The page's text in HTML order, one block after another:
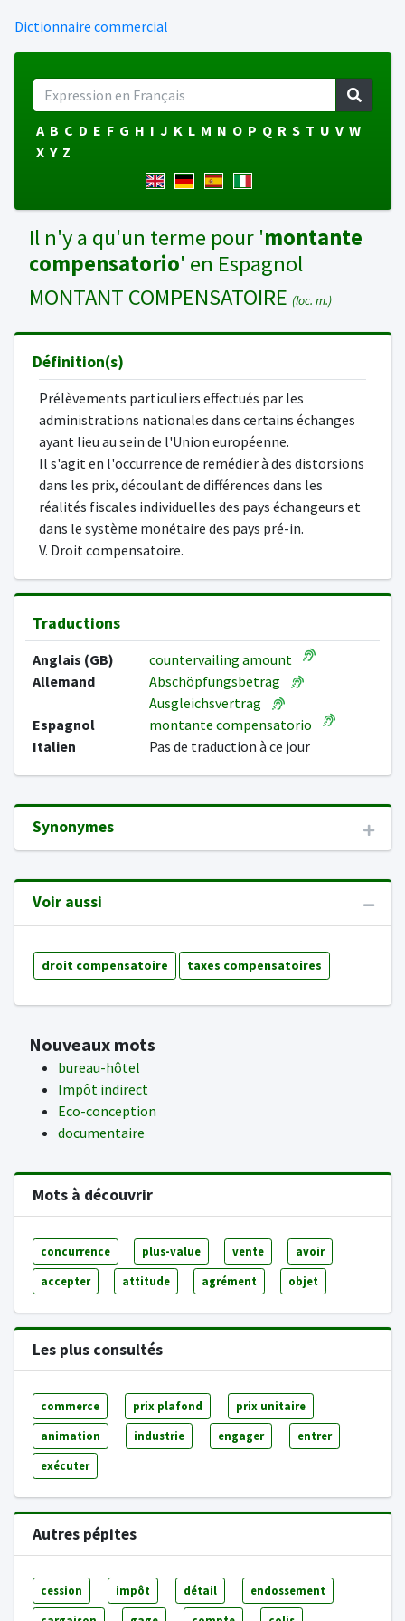
Dictionnaire commercial
A B C D E F G H I J K L M N O P Q R S T U V W
X Y Z
Il n'y a qu'un terme pour 'montante
compensatorio' en Espagnol
MONTANT COMPENSATOIRE (loc. m.)
Définition(s)
Prélèvements particuliers effectués par les
administrations nationales dans certains échanges
ayant lieu au sein de l'Union européenne.
Il s'agit en l'occurrence de remédier à des distorsions
dans les prix, découlant de différences dans les
réalités fiscales individuelles des pays échangeurs et
dans le système monétaire des pays pré-in.
V. Droit compensatoire.
Traductions
Anglais (GB)
countervailing amount
Allemand
Abschöpfungsbetrag
Ausgleichsvertrag
Espagnol
montante compensatorio
Italien
Pas de traduction à ce jour
Synonymes
Voir aussi
droit compensatoire taxes compensatoires
Nouveaux mots
bureau-hôtel
Impôt indirect
Eco-conception
documentaire
Mots à découvrir
concurrence plus-value vente avoir
accepter attitude agrément objet
Les plus consultés
commerce prix plafond prix unitaire
animation industrie engager entrer
exécuter
Autres pépites
cession impôt détail endossement